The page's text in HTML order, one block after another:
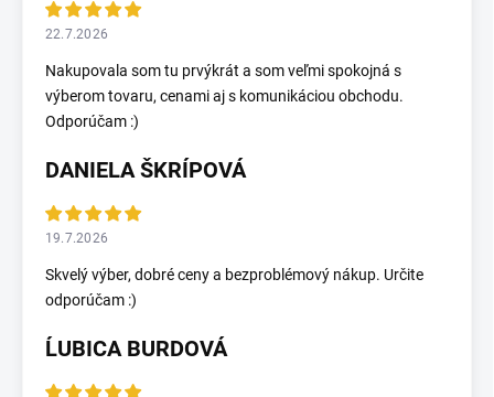
22.7.2026
Nakupovala som tu prvýkrát a som veľmi spokojná s
výberom tovaru, cenami aj s komunikáciou obchodu.
Odporúčam :)
DANIELA ŠKRÍPOVÁ
19.7.2026
Skvelý výber, dobré ceny a bezproblémový nákup. Určite
odporúčam :)
ĹUBICA BURDOVÁ